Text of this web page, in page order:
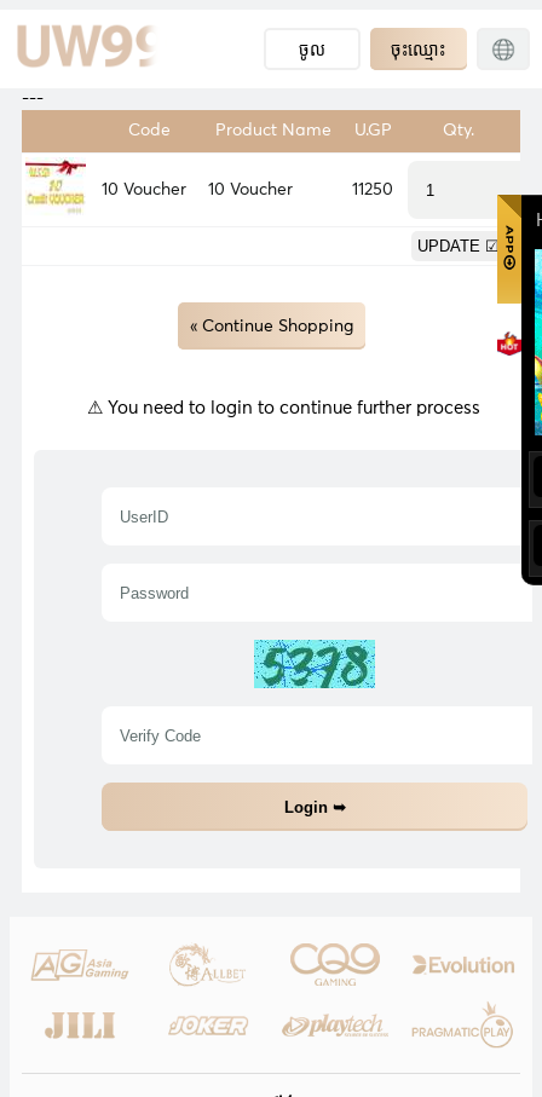
ចូល ចុះឈ្មោះ
---
Code Product Name U.GP Qty.
10 Voucher 10 Voucher 11250
« Continue Shopping
⚠ You need to login to continue further process